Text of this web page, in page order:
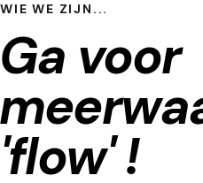
WIE WE ZIJN...
Ga voor
'flow' !